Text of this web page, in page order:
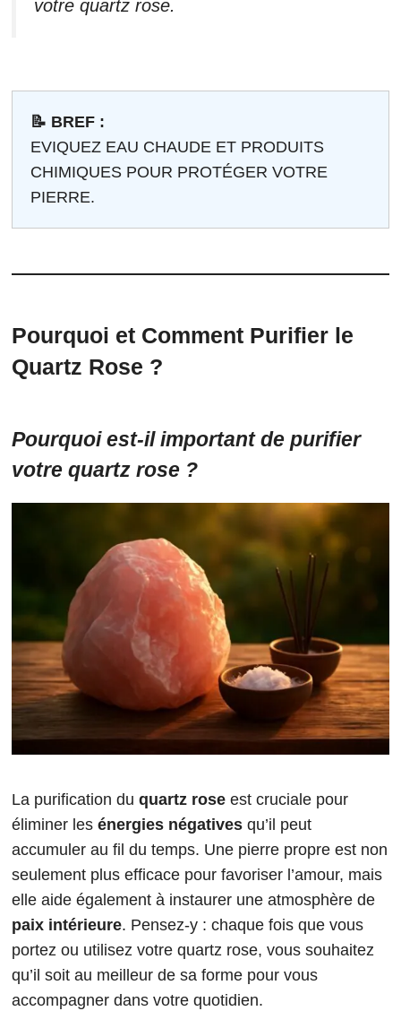
votre quartz rose.
📝 BREF :
EVIQUEZ EAU CHAUDE ET PRODUITS
CHIMIQUES POUR PROTÉGER VOTRE
PIERRE.
Pourquoi et Comment Purifier le
Quartz Rose ?
Pourquoi est-il important de purifier
votre quartz rose ?
La purification du quartz rose est cruciale pour
éliminer les énergies négatives qu’il peut
accumuler au fil du temps. Une pierre propre est non
seulement plus efficace pour favoriser l’amour, mais
elle aide également à instaurer une atmosphère de
paix intérieure. Pensez-y : chaque fois que vous
portez ou utilisez votre quartz rose, vous souhaitez
qu’il soit au meilleur de sa forme pour vous
accompagner dans votre quotidien.